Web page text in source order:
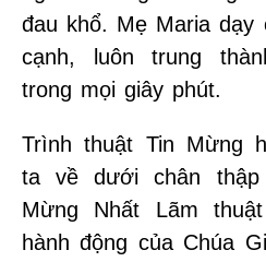
đau khổ. Mẹ Maria dạy
cạnh, luôn trung
trong mọi giây phút.
Trình thuật Tin Mừng
ta về dưới chân thập
Mừng Nhất Lãm
hành động của Chúa